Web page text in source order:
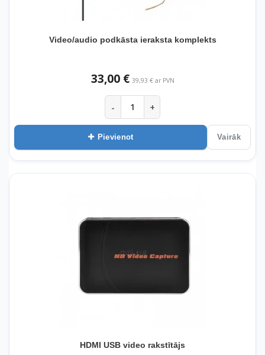
Video/audio podkāsta ieraksta komplekts
33,00 € 39,93 € ar PVN
- +
Pievienot Vairāk
HDMI USB video rakstītājs